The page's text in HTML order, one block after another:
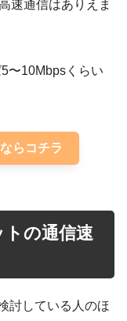
速通信はありえま
〜10Mbpsくらい
らコチラ
の通信速
討している人のほ